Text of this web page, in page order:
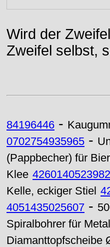
Wird der
Zweifel selbst,
84196446 -
0702754935965 -
(Pappbecher) für
Klee 4260140523982
Kelle, eckiger Stiel
4051435025607 -
Spiralbohrer für
Diamanttopfscheibe